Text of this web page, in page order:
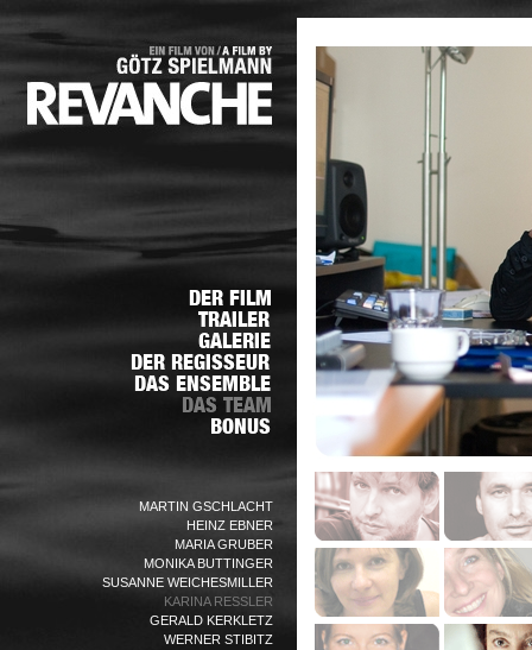
MARTIN GSCHLACHT
HEINZ EBNER
MARIA GRUBER
MONIKA BUTTINGER
SUSANNE WEICHESMILLER
KARINA RESSLER
GERALD KERKLETZ
WERNER STIBITZ